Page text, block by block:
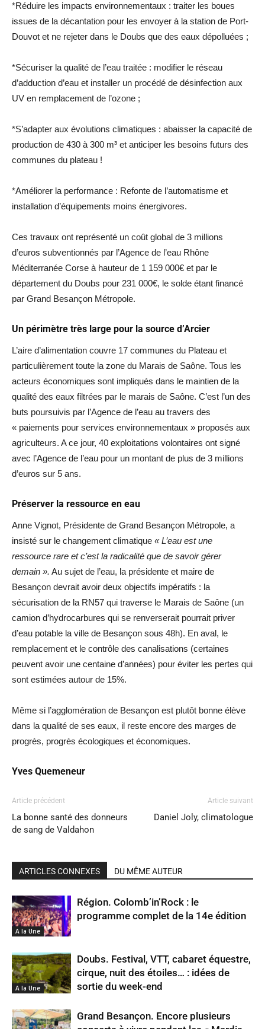
*Réduire les impacts environnementaux : traiter les boues
issues de la décantation pour les envoyer à la station de Port-
Douvot et ne rejeter dans le Doubs que des eaux dépolluées ;
*Sécuriser la qualité de l’eau traitée : modifier le réseau
d’adduction d’eau et installer un procédé de désinfection aux
UV en remplacement de l’ozone ;
*S’adapter aux évolutions climatiques : abaisser la capacité de
production de 430 à 300 m³ et anticiper les besoins futurs des
communes du plateau !
*Améliorer la performance : Refonte de l’automatisme et
installation d’équipements moins énergivores.
Ces travaux ont représenté un coût global de 3 millions
d’euros subventionnés par l’Agence de l’eau Rhône
Méditerranée Corse à hauteur de 1 159 000€ et par le
département du Doubs pour 231 000€, le solde étant financé
par Grand Besançon Métropole.
Un périmètre très large pour la source d’Arcier
L’aire d’alimentation couvre 17 communes du Plateau et
particulièrement toute la zone du Marais de Saône. Tous les
acteurs économiques sont impliqués dans le maintien de la
qualité des eaux filtrées par le marais de Saône. C’est l’un des
buts poursuivis par l’Agence de l’eau au travers des
« paiements pour services environnementaux » proposés aux
agriculteurs. A ce jour, 40 exploitations volontaires ont signé
avec l’Agence de l’eau pour un montant de plus de 3 millions
d’euros sur 5 ans.
Préserver la ressource en eau
Anne Vignot, Présidente de Grand Besançon Métropole, a
insisté sur le changement climatique « L’eau est une
ressource rare et c’est la radicalité que de savoir gérer
demain ». Au sujet de l’eau, la présidente et maire de
Besançon devrait avoir deux objectifs impératifs : la
sécurisation de la RN57 qui traverse le Marais de Saône (un
camion d’hydrocarbures qui se renverserait pourrait priver
d’eau potable la ville de Besançon sous 48h). En aval, le
remplacement et le contrôle des canalisations (certaines
peuvent avoir une centaine d’années) pour éviter les pertes qui
sont estimées autour de 15%.
Même si l’agglomération de Besançon est plutôt bonne élève
dans la qualité de ses eaux, il reste encore des marges de
progrès, progrès écologiques et économiques.
Yves Quemeneur
Article précédent
La bonne santé des donneurs
de sang de Valdahon
Article suivant
Daniel Joly, climatologue
ARTICLES CONNEXES DU MÊME AUTEUR
A la Une
Région. Colomb’in’Rock : le
programme complet de la 14e édition
A la Une
Doubs. Festival, VTT, cabaret équestre,
cirque, nuit des étoiles… : idées de
sortie du week-end
Grand Besançon. Encore plusieurs